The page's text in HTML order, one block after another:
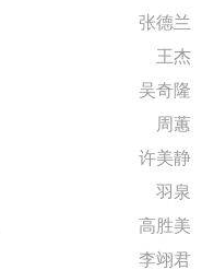
张德兰
王杰
吴奇隆
周蕙
许美静
羽泉
高胜美
李翊君